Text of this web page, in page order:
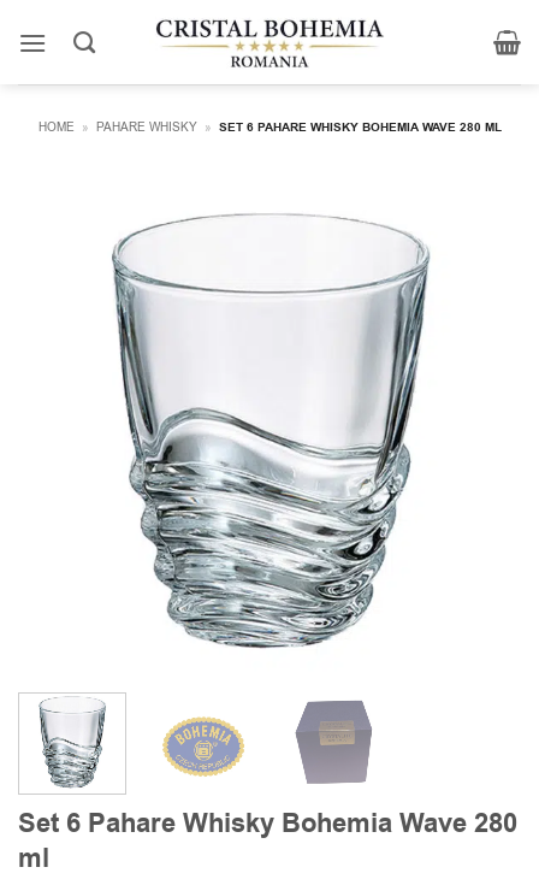
HOME » PAHARE WHISKY » SET 6 PAHARE WHISKY BOHEMIA WAVE 280 ML
Set 6 Pahare Whisky Bohemia Wave 280
ml